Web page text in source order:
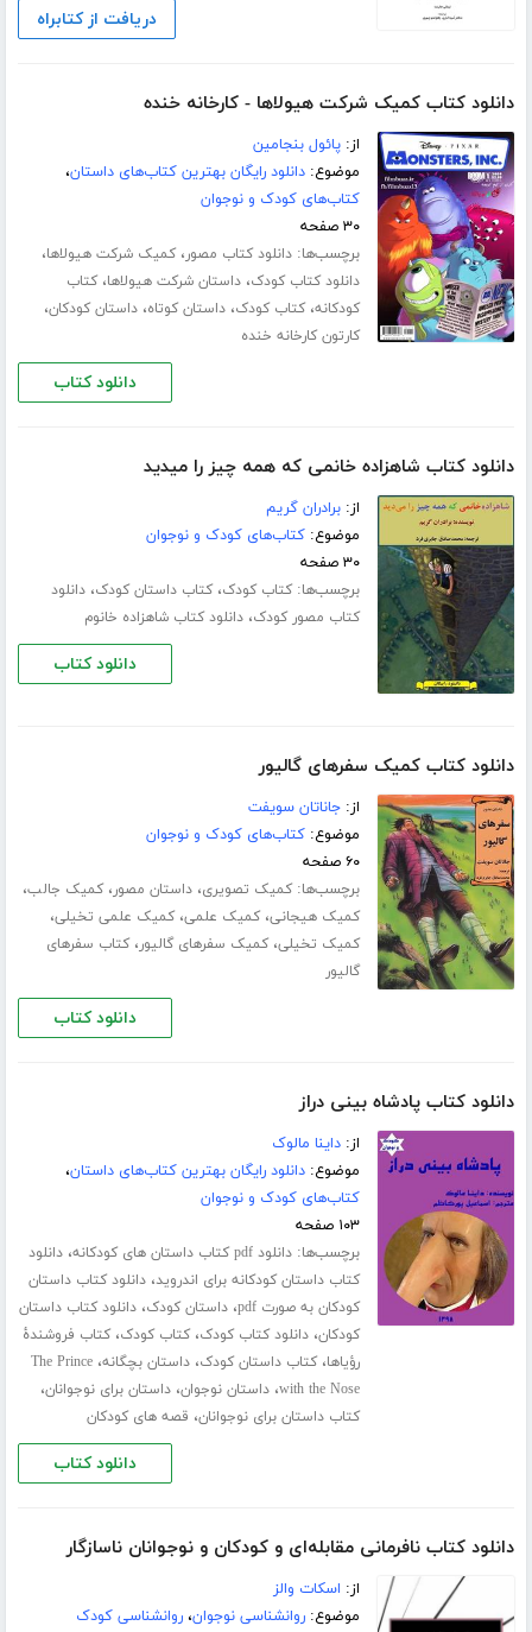
دریافت از کتابراه
دانلود کتاب کمیک شرکت هیولاها - کارخانه خنده
از:پائول بنجامین
موضوع:دانلود رایگان بهترین کتاب‌های داستان،
کتاب‌های کودک و نوجوان
۳۰ صفحه
برچسب‌ها:دانلود کتاب مصور،کمیک شرکت هیولاها،
دانلود کتاب کودک،داستان شرکت هیولاها،کتاب
کودکانه،کتاب کودک،داستان کوتاه،داستان کودکان،
کارتون کارخانه خنده
دانلود کتاب
دانلود کتاب شاهزاده خانمی که همه چیز را میدید
از:برادران گریم
موضوع:کتاب‌های کودک و نوجوان
۳۰ صفحه
برچسب‌ها:کتاب کودک،کتاب داستان کودک،دانلود
کتاب مصور کودک،دانلود کتاب شاهزاده خانوم
دانلود کتاب
دانلود کتاب کمیک سفرهای گالیور
از:جاناتان سویفت
موضوع:کتاب‌های کودک و نوجوان
۶۰ صفحه
برچسب‌ها:کمیک تصویری،داستان مصور،کمیک جالب،
کمیک هیجانی،کمیک علمی،کمیک علمی تخیلی،
کمیک تخیلی،کمیک سفرهای گالیور،کتاب سفرهای
گالیور
دانلود کتاب
دانلود کتاب پادشاه بینی دراز
از:داینا مالوک
موضوع:دانلود رایگان بهترین کتاب‌های داستان،
کتاب‌های کودک و نوجوان
۱۰۳ صفحه
برچسب‌ها:دانلود pdf کتاب داستان های کودکانه ،دانلود
کتاب داستان کودکانه برای اندروید،دانلود کتاب داستان
کودکان به صورت pdf
،داستان کودک،دانلود کتاب داستان
کودکان،دانلود کتاب کودک،کتاب کودک،کتاب فروشندۀ
رؤیاها،کتاب داستان کودک،داستان بچگانه،The Prince
with the Nose،داستان نوجوان،داستان برای نوجوانان،
کتاب داستان برای نوجوانان، قصه های کودکان
دانلود کتاب
دانلود کتاب نافرمانی مقابله‌ای و کودکان و نوجوانان ناسازگار
از: اسکات والز
موضوع:روانشناسی نوجوان،روانشناسی کودک